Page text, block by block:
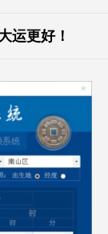
运更好！